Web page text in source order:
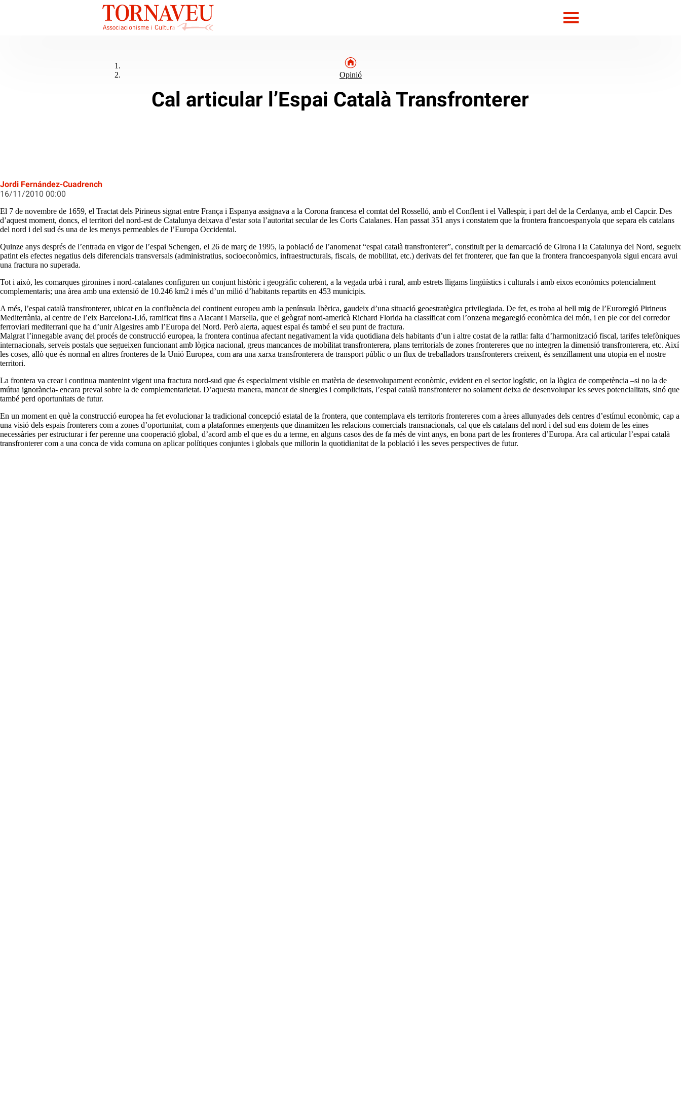
Opinió
Cal articular l’Espai Català Transfronterer
Jordi Fernández-Cuadrench
16/11/2010 00:00
El 7 de novembre de 1659, el Tractat dels Pirineus signat entre França i Espanya assignava a la Corona francesa el comtat del Rosselló, amb el Conflent i el Vallespir, i part del de la Cerdanya, amb el Capcir. Des
d’aquest moment, doncs, el territori del nord-est de Catalunya deixava d’estar sota l’autoritat secular de les Corts Catalanes. Han passat 351 anys i constatem que la frontera francoespanyola que separa els catalans
del nord i del sud és una de les menys permeables de l’Europa Occidental.
Quinze anys després de l’entrada en vigor de l’espai Schengen, el 26 de març de 1995, la població de l’anomenat “espai català transfronterer”, constituït per la demarcació de Girona i la Catalunya del Nord, segueix
patint els efectes negatius dels diferencials transversals (administratius, socioeconòmics, infraestructurals, fiscals, de mobilitat, etc.) derivats del fet fronterer, que fan que la frontera francoespanyola sigui encara avui
una fractura no superada.
Tot i això, les comarques gironines i nord-catalanes configuren un conjunt històric i geogràfic coherent, a la vegada urbà i rural, amb estrets lligams lingüístics i culturals i amb eixos econòmics potencialment
complementaris; una àrea amb una extensió de 10.246 km2 i més d’un milió d’habitants repartits en 453 municipis.
A més, l’espai català transfronterer, ubicat en la confluència del continent europeu amb la península Ibèrica, gaudeix d’una situació geoestratègica privilegiada. De fet, es troba al bell mig de l’Euroregió Pirineus
Mediterrània, al centre de l’eix Barcelona-Lió, ramificat fins a Alacant i Marsella, que el geògraf nord-americà Richard Florida ha classificat com l’onzena megaregió econòmica del món, i en ple cor del corredor
ferroviari mediterrani que ha d’unir Algesires amb l’Europa del Nord. Però alerta, aquest espai és també el seu punt de fractura.
Malgrat l’innegable avanç del procés de construcció europea, la frontera continua afectant negativament la vida quotidiana dels habitants d’un i altre costat de la ratlla: falta d’harmonització fiscal, tarifes telefòniques
internacionals, serveis postals que segueixen funcionant amb lògica nacional, greus mancances de mobilitat transfronterera, plans territorials de zones frontereres que no integren la dimensió transfronterera, etc. Així
les coses, allò que és normal en altres fronteres de la Unió Europea, com ara una xarxa transfronterera de transport públic o un flux de treballadors transfronterers creixent, és senzillament una utopia en el nostre
territori.
La frontera va crear i continua mantenint vigent una fractura nord-sud que és especialment visible en matèria de desenvolupament econòmic, evident en el sector logístic, on la lògica de competència –si no la de
mútua ignorància- encara preval sobre la de complementarietat. D’aquesta manera, mancat de sinergies i complicitats, l’espai català transfronterer no solament deixa de desenvolupar les seves potencialitats, sinó que
també perd oportunitats de futur.
En un moment en què la construcció europea ha fet evolucionar la tradicional concepció estatal de la frontera, que contemplava els territoris frontereres com a àrees allunyades dels centres d’estímul econòmic, cap a
una visió dels espais fronterers com a zones d’oportunitat, com a plataformes emergents que dinamitzen les relacions comercials transnacionals, cal que els catalans del nord i del sud ens dotem de les eines
necessàries per estructurar i fer perenne una cooperació global, d’acord amb el que es du a terme, en alguns casos des de fa més de vint anys, en bona part de les fronteres d’Europa. Ara cal articular l’espai català
transfronterer com a una conca de vida comuna on aplicar polítiques conjuntes i globals que millorin la quotidianitat de la població i les seves perspectives de futur.